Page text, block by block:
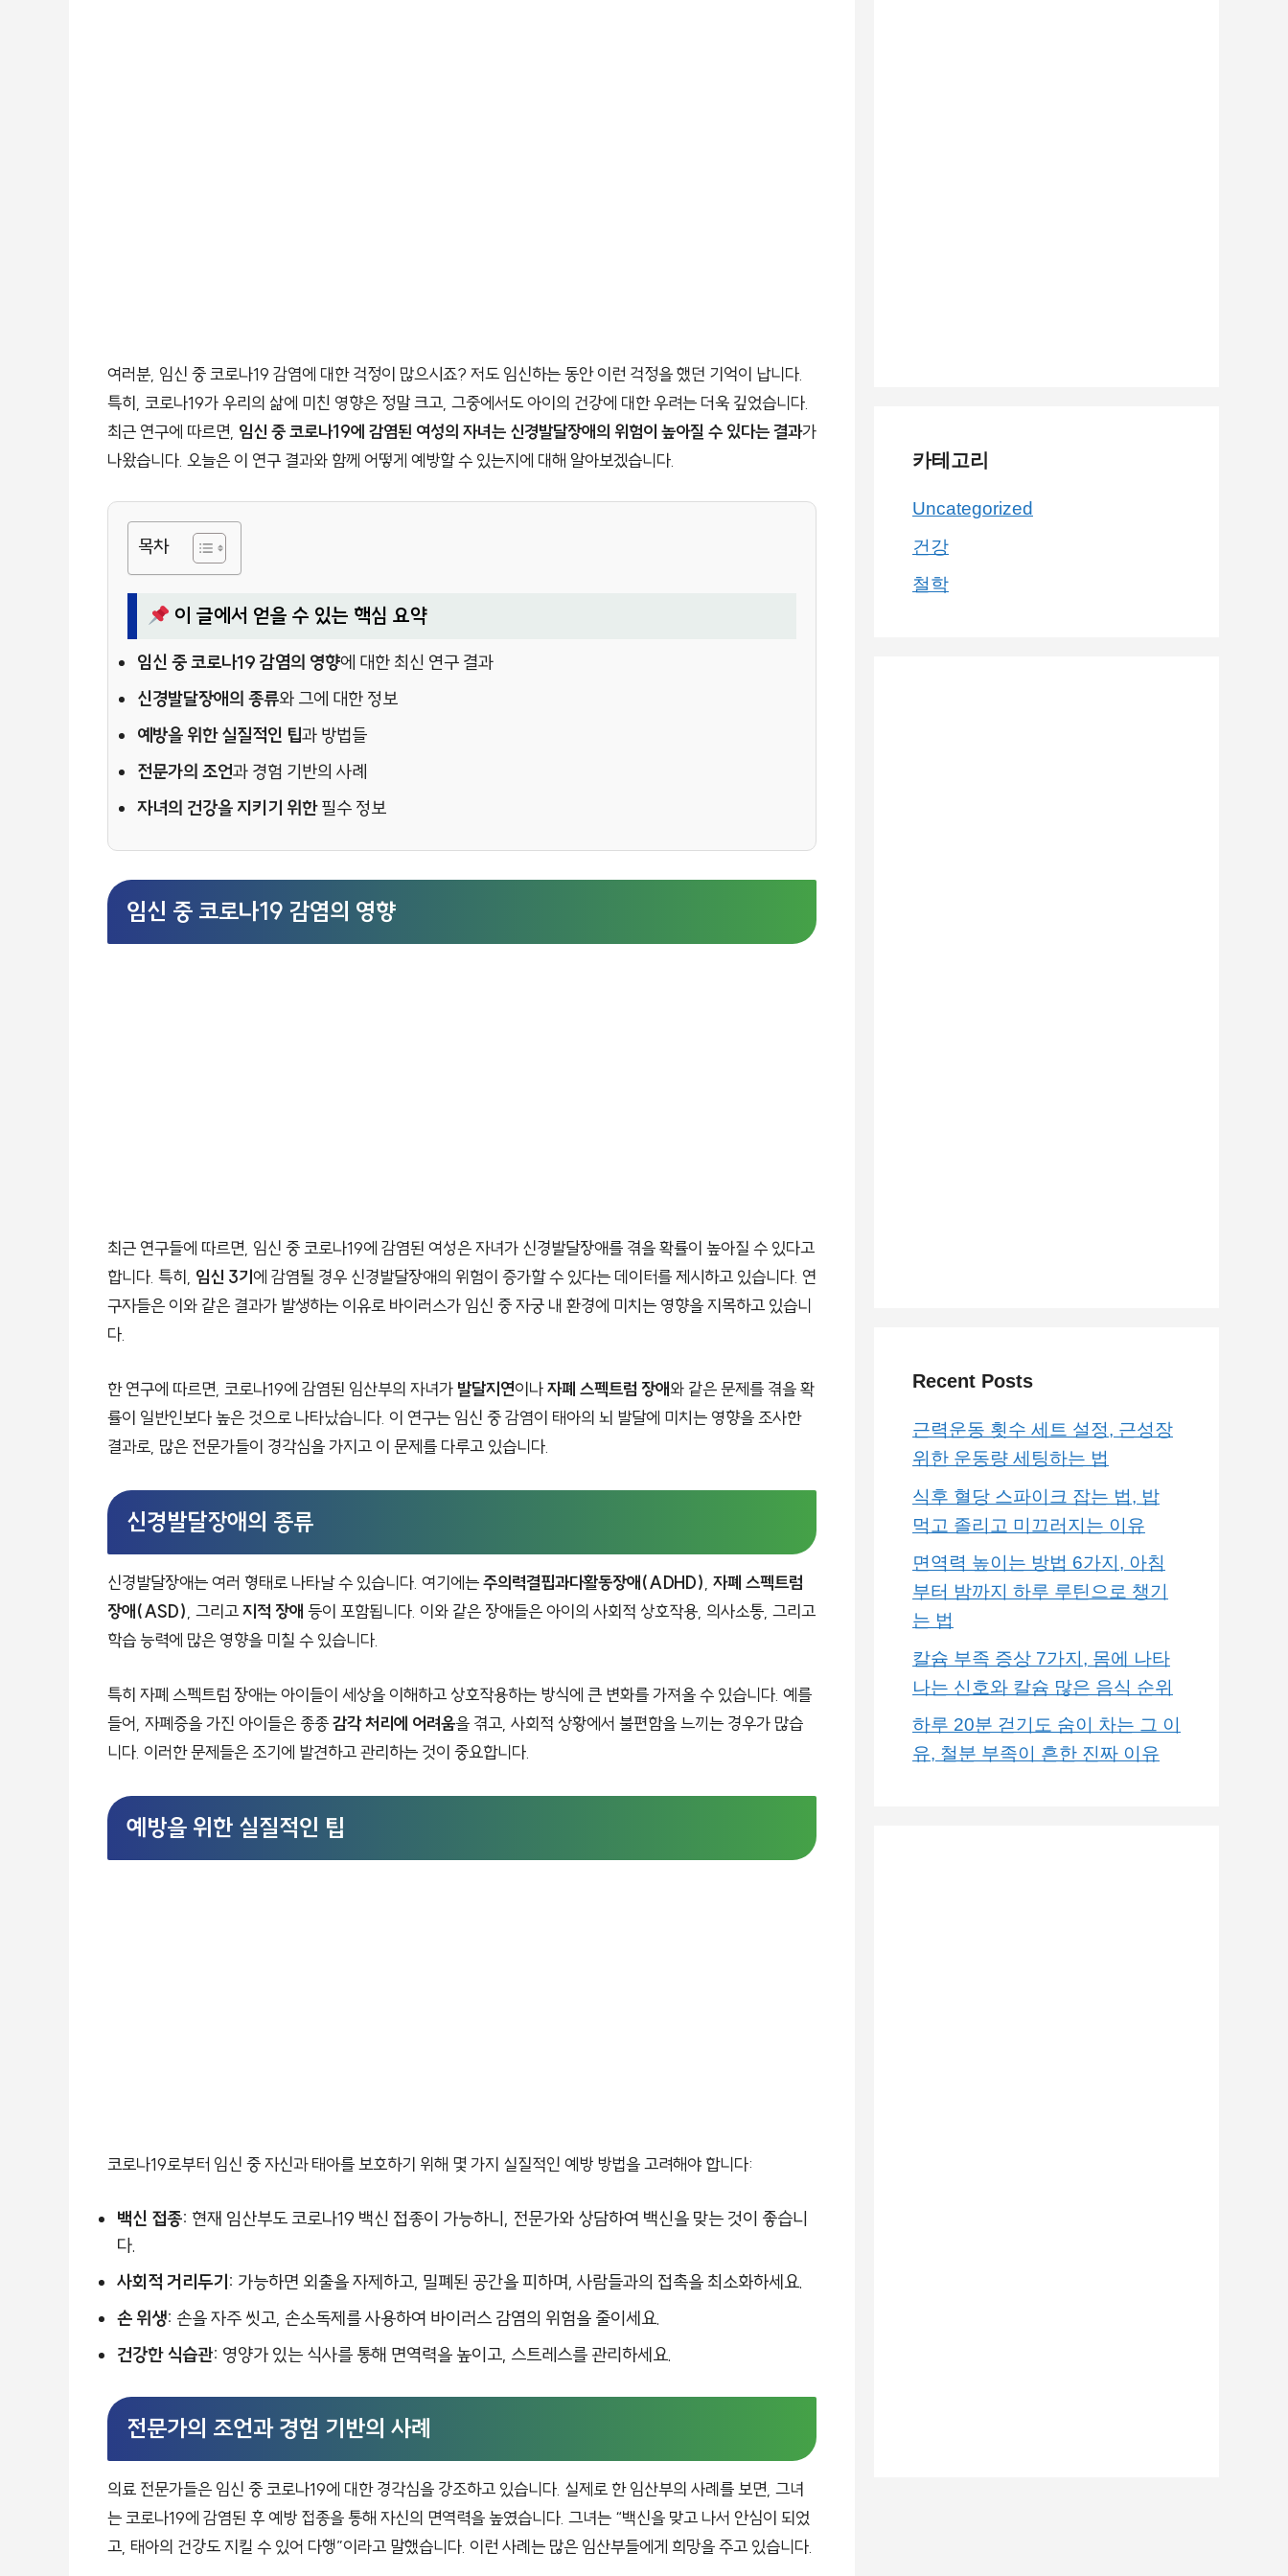
여러분, 임신 중 코로나19 감염에 대한 걱정이 많으시죠? 저도 임신하는 동안 이런 걱정을 했던 기억이 납니다.
특히, 코로나19가 우리의 삶에 미친 영향은 정말 크고, 그중에서도 아이의 건강에 대한 우려는 더욱 깊었습니다.
최근 연구에 따르면, 임신 중 코로나19에 감염된 여성의 자녀는 신경발달장애의 위험이 높아질 수 있다는 결과가
나왔습니다. 오늘은 이 연구 결과와 함께 어떻게 예방할 수 있는지에 대해 알아보겠습니다.
목차
이 글에서 얻을 수 있는 핵심 요약
임신 중 코로나19 감염의 영향에 대한 최신 연구 결과
신경발달장애의 종류와 그에 대한 정보
예방을 위한 실질적인 팁과 방법들
전문가의 조언과 경험 기반의 사례
자녀의 건강을 지키기 위한필수 정보
임신 중 코로나19 감염의 영향
최근 연구들에 따르면, 임신 중 코로나19에 감염된 여성은 자녀가 신경발달장애를 겪을 확률이 높아질 수 있다고
합니다. 특히, 임신 3기에 감염될 경우 신경발달장애의 위험이 증가할 수 있다는 데이터를 제시하고 있습니다. 연
구자들은 이와 같은 결과가 발생하는 이유로 바이러스가 임신 중 자궁 내 환경에 미치는 영향을 지목하고 있습니
다.
한 연구에 따르면, 코로나19에 감염된 임산부의 자녀가 발달지연이나자폐 스펙트럼 장애와 같은 문제를 겪을 확
률이 일반인보다 높은 것으로 나타났습니다. 이 연구는 임신 중 감염이 태아의 뇌 발달에 미치는 영향을 조사한
결과로, 많은 전문가들이 경각심을 가지고 이 문제를 다루고 있습니다.
신경발달장애의 종류
신경발달장애는 여러 형태로 나타날 수 있습니다. 여기에는주의력결핍과다활동장애(ADHD), 자폐 스펙트럼
장애(ASD), 그리고지적 장애 등이 포함됩니다. 이와 같은 장애들은 아이의 사회적 상호작용, 의사소통, 그리고
학습 능력에 많은 영향을 미칠 수 있습니다.
특히 자폐 스펙트럼 장애는 아이들이 세상을 이해하고 상호작용하는 방식에 큰 변화를 가져올 수 있습니다. 예를
들어, 자폐증을 가진 아이들은 종종감각 처리에 어려움을 겪고, 사회적 상황에서 불편함을 느끼는 경우가 많습
니다. 이러한 문제들은 조기에 발견하고 관리하는 것이 중요합니다.
예방을 위한 실질적인 팁
코로나19로부터 임신 중 자신과 태아를 보호하기 위해 몇 가지 실질적인 예방 방법을 고려해야 합니다:
백신 접종: 현재 임산부도 코로나19 백신 접종이 가능하니, 전문가와 상담하여 백신을 맞는 것이 좋습니
다.
사회적 거리두기: 가능하면 외출을 자제하고, 밀폐된 공간을 피하며, 사람들과의 접촉을 최소화하세요.
손 위생: 손을 자주 씻고, 손소독제를 사용하여 바이러스 감염의 위험을 줄이세요.
건강한 식습관: 영양가 있는 식사를 통해 면역력을 높이고, 스트레스를 관리하세요.
전문가의 조언과 경험 기반의 사례
의료 전문가들은 임신 중 코로나19에 대한 경각심을 강조하고 있습니다. 실제로 한 임산부의 사례를 보면, 그녀
는 코로나19에 감염된 후 예방 접종을 통해 자신의 면역력을 높였습니다. 그녀는 “백신을 맞고 나서 안심이 되었
고, 태아의 건강도 지킬 수 있어 다행”이라고 말했습니다. 이런 사례는 많은 임산부들에게 희망을 주고 있습니다.
카테고리
Uncategorized
건강
철학
Recent Posts
근력운동 횟수 세트 설정, 근성장
위한 운동량 세팅하는 법
식후 혈당 스파이크 잡는 법, 밥
먹고 졸리고 미끄러지는 이유
면역력 높이는 방법 6가지, 아침
부터 밤까지 하루 루틴으로 챙기
는 법
칼슘 부족 증상 7가지, 몸에 나타
나는 신호와 칼슘 많은 음식 순위
하루 20분 걷기도 숨이 차는 그 이
유, 철분 부족이 흔한 진짜 이유